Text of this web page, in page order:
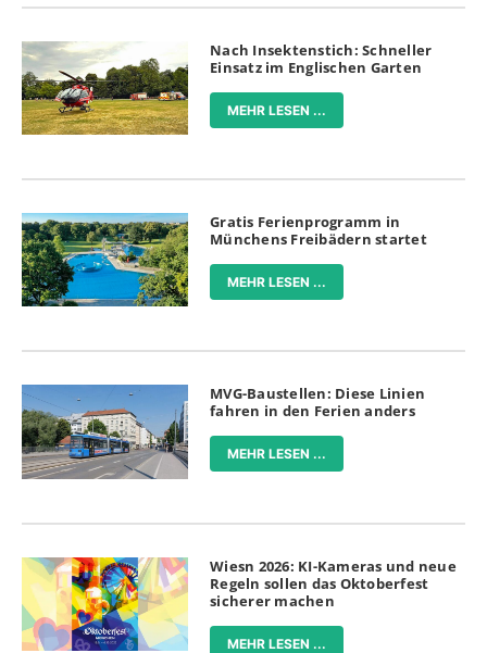
Nach Insektenstich: Schneller
Einsatz im Englischen Garten
MEHR LESEN ...
Gratis Ferienprogramm in
Münchens Freibädern startet
MEHR LESEN ...
MVG-Baustellen: Diese Linien
fahren in den Ferien anders
MEHR LESEN ...
Wiesn 2026: KI-Kameras und neue
Regeln sollen das Oktoberfest
sicherer machen
MEHR LESEN ...